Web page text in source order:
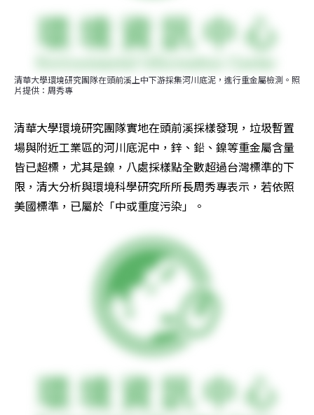
清華大學環境研究團隊在頭前溪上中下游採集河川底泥，進行重金屬檢測。照
片提供：周秀專
清華大學環境研究團隊實地在頭前溪採樣發現，垃圾暫置
場與附近工業區的河川底泥中，鋅、鉛、鎳等重金屬含量
皆已超標，尤其是鎳，八處採樣點全數超過台灣標準的下
限，清大分析與環境科學研究所所長周秀專表示，若依照
美國標準，已屬於「中或重度污染」。